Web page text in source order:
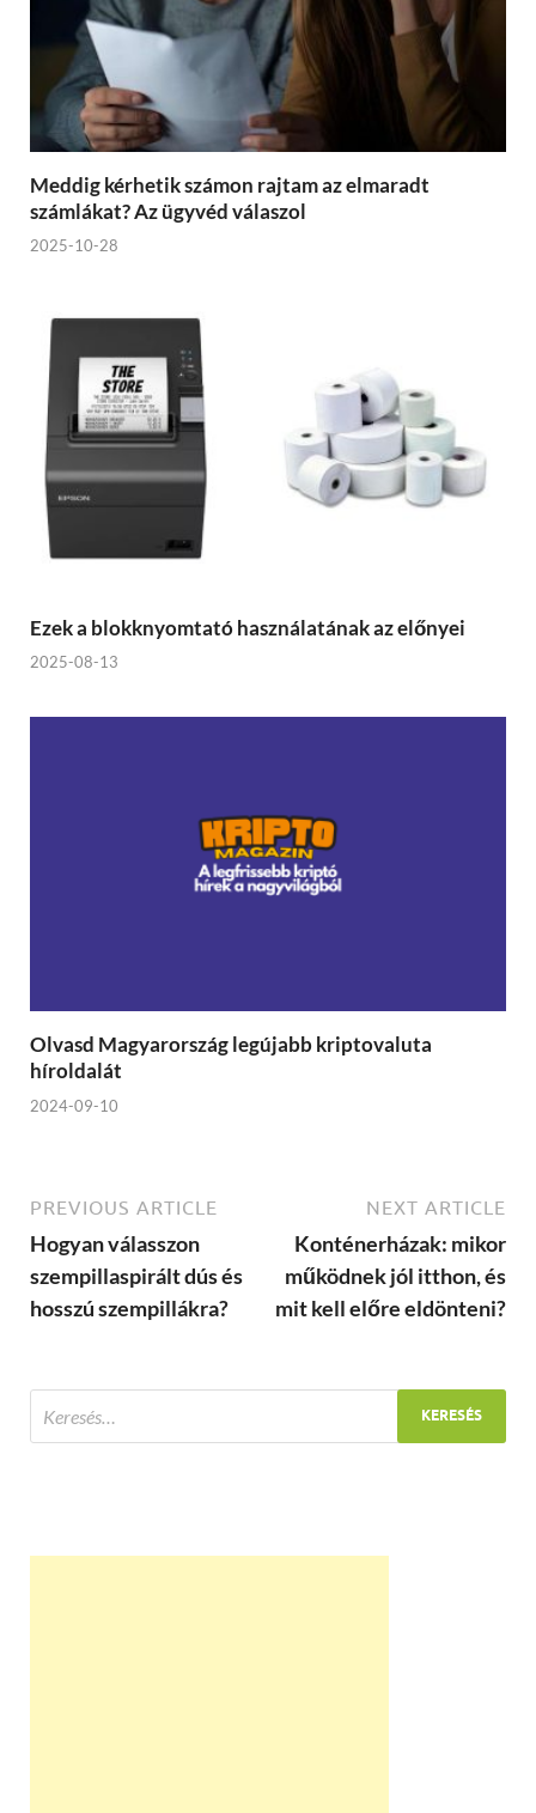
Meddig kérhetik számon rajtam az elmaradt
számlákat? Az ügyvéd válaszol
2025-10-28
Ezek a blokknyomtató használatának az előnyei
2025-08-13
Olvasd Magyarország legújabb kriptovaluta
híroldalát
2024-09-10
PREVIOUS ARTICLE
Hogyan válasszon
szempillaspirált dús és
hosszú szempillákra?
NEXT ARTICLE
Konténerházak: mikor
működnek jól itthon, és
mit kell előre eldönteni?